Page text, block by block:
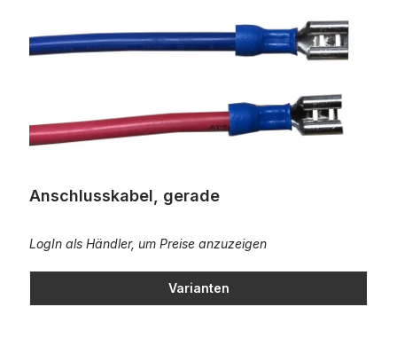
Anschlusskabel, gerade
LogIn als Händler, um Preise anzuzeigen
Varianten